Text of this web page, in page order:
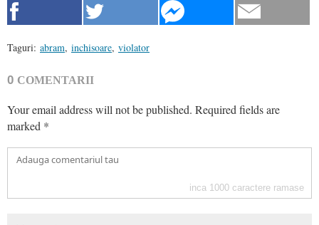
Taguri: abram, inchisoare, violator
0 COMENTARII
Your email address will not be published. Required fields are
marked *
inca 1000 caractere ramase